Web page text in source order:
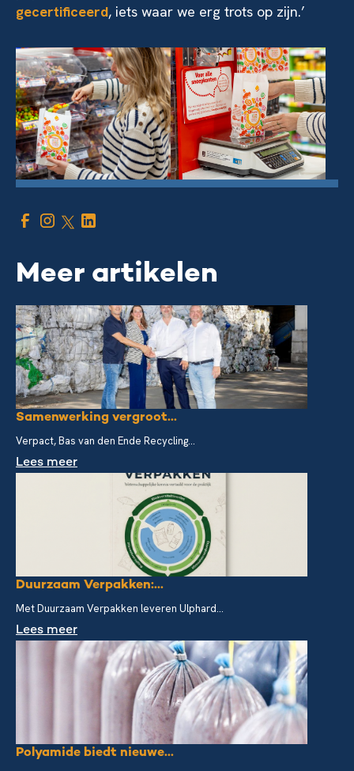
gecertificeerd, iets waar we erg trots op zijn.’
Meer artikelen
Samenwerking vergroot...
Verpact, Bas van den Ende Recycling...
Lees meer
Duurzaam Verpakken:...
Met Duurzaam Verpakken leveren Ulphard...
Lees meer
Polyamide biedt nieuwe...